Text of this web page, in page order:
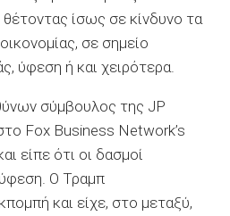
ίσως σε κίνδυνο τα
σε σημείο
ύφεση ή και χειρότερα.
σύμβουλος της JP
Fox Business Network’s
είπε ότι οι δασμοί
Ο Τραμπ
και είχε, στο μεταξύ,